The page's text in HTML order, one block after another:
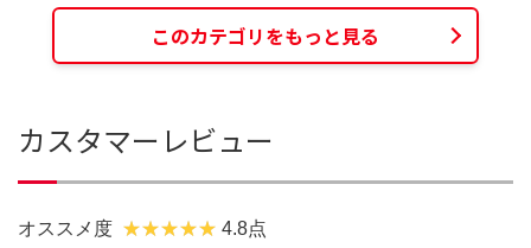
このカテゴリをもっと見る
カスタマーレビュー
オススメ度 4.8点